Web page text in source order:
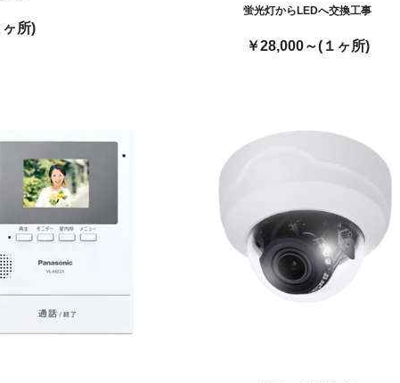
ヶ所)
蛍光灯からLEDへ交換工事
￥28,000～(１ヶ所)